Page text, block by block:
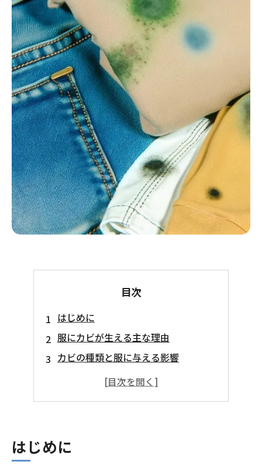
目次
はじめに
服にカビが生える主な理由
カビの種類と服に与える影響
特にカビが生えやすい服の素材
はじめに